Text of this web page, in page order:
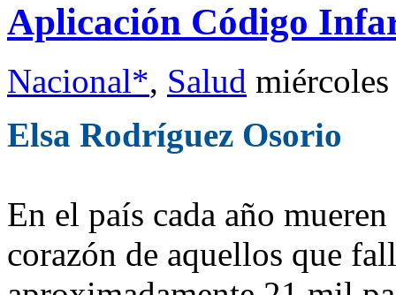
Aplicación Código
Nacional*, Salud
Elsa Rodríguez Osorio
En el país cada año
corazón de aquellos que